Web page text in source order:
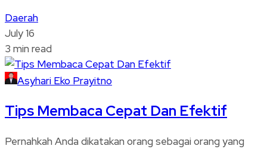
Daerah
July 16
3 min read
Asyhari Eko Prayitno
Tips Membaca Cepat Dan Efektif
Pernahkah Anda dikatakan orang sebagai orang yang